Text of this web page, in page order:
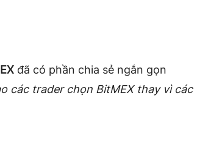
đã có phần chia sẻ ngắn gọn
các trader chọn BitMEX thay vì các